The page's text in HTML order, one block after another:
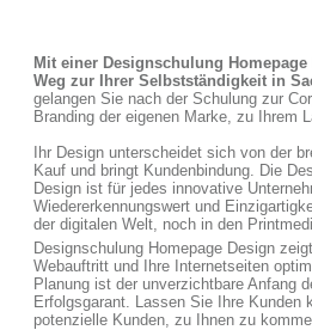
Mit einer Designschulung
Weg zur Ihrer Selbstständigkeit in
gelangen Sie nach der Schulung zur
Branding der eigenen Marke, zu Ihrem
Ihr Design unterscheidet sich von der
Kauf und bringt Kundenbindung. Die
Design ist für jedes innovative
Wiedererkennungswert und
der digitalen Welt, noch in den
Designschulung Homepage Design
Webauftritt und Ihre Internetseiten
Planung ist der unverzichtbare Anfang
Erfolgsgarant. Lassen Sie Ihre Kunden
potenzielle Kunden, zu Ihnen zu